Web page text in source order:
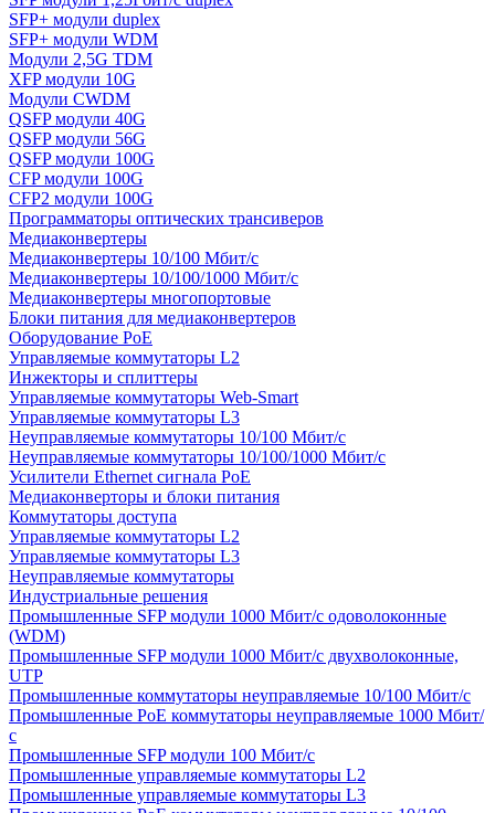
SFP+ модули duplex
SFP+ модули WDM
Модули 2,5G TDM
XFP модули 10G
Модули CWDM
QSFP модули 40G
QSFP модули 56G
QSFP модули 100G
CFP модули 100G
CFP2 модули 100G
Программаторы оптических трансиверов
Медиаконвертеры
Медиаконвертеры 10/100 Мбит/с
Медиаконвертеры 10/100/1000 Мбит/c
Медиаконвертеры многопортовые
Блоки питания для медиаконвертеров
Оборудование PoE
Управляемые коммутаторы L2
Инжекторы и сплиттеры
Управляемые коммутаторы Web-Smart
Управляемые коммутаторы L3
Неуправляемые коммутаторы 10/100 Мбит/с
Неуправляемые коммутаторы 10/100/1000 Мбит/с
Усилители Ethernet сигнала PoE
Медиаконверторы и блоки питания
Коммутаторы доступа
Управляемые коммутаторы L2
Управляемые коммутаторы L3
Неуправляемые коммутаторы
Индустриальные решения
Промышленные SFP модули 1000 Мбит/c одоволоконные
(WDM)
Промышленные SFP модули 1000 Мбит/c двухволоконные,
UTP
Промышленные коммутаторы неуправляемые 10/100 Мбит/с
Промышленные PoE коммутаторы неуправляемые 1000 Мбит/
с
Промышленные SFP модули 100 Мбит/c
Промышленные управляемые коммутаторы L2
Промышленные управляемые коммутаторы L3